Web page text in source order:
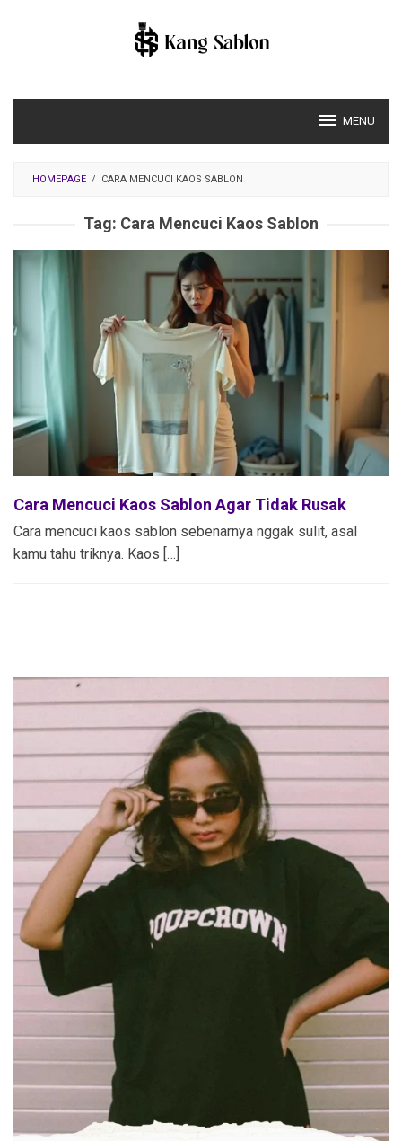
MENU
HOMEPAGE / CARA MENCUCI KAOS SABLON
Tag: Cara Mencuci Kaos Sablon
Cara Mencuci Kaos Sablon Agar Tidak Rusak
Cara mencuci kaos sablon sebenarnya nggak sulit, asal
kamu tahu triknya. Kaos […]